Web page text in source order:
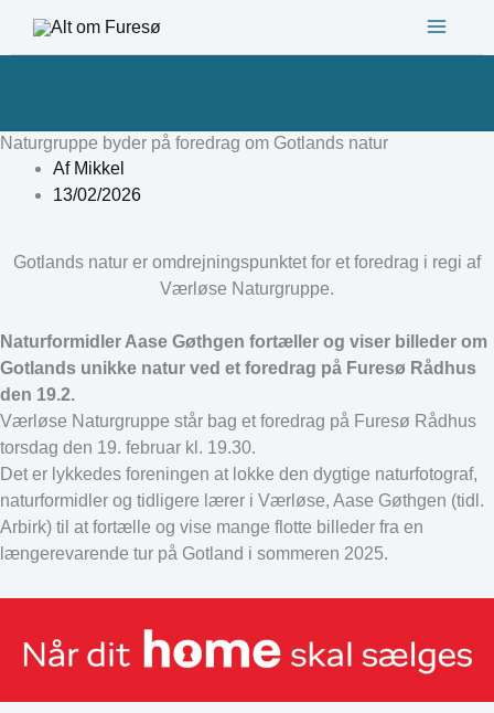
Naturgruppe byder på foredrag om Gotlands natur
AfMikkel
13/02/2026
Gotlands natur er omdrejningspunktet for et foredrag i regi af
Værløse Naturgruppe.
Naturformidler Aase Gøthgen fortæller og viser billeder om
Gotlands unikke natur ved et foredrag på Furesø Rådhus
den 19.2.
Værløse Naturgruppe står bag et foredrag på Furesø Rådhus
torsdag den 19. februar kl. 19.30.
Det er lykkedes foreningen at lokke den dygtige naturfotograf,
naturformidler og tidligere lærer i Værløse, Aase Gøthgen (tidl.
Arbirk) til at fortælle og vise mange flotte billeder fra en
længerevarende tur på Gotland i sommeren 2025.